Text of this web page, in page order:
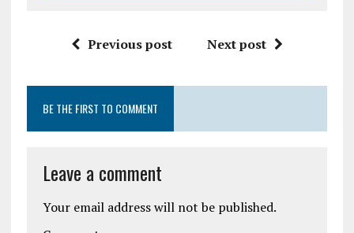
Previous post Next post
BE THE FIRST TO COMMENT
Leave a comment
Your email address will not be published.